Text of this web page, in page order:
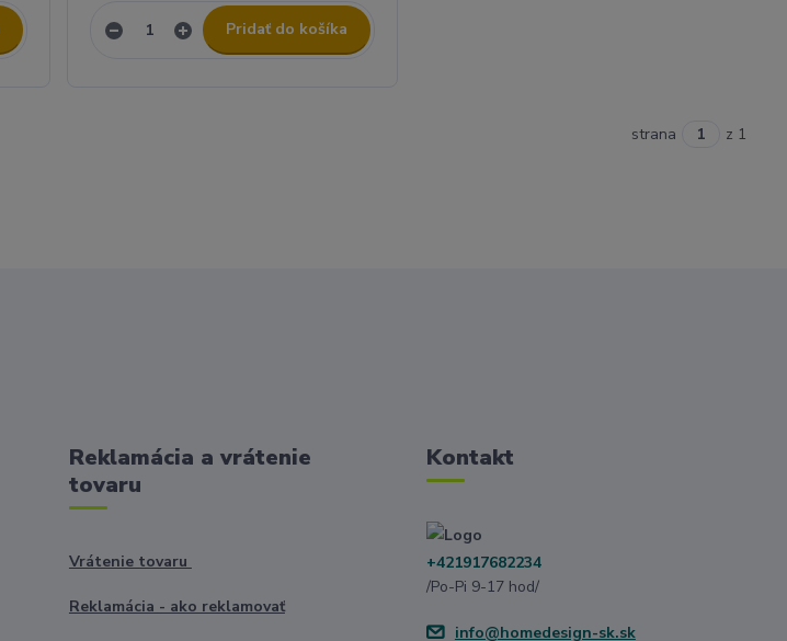
Pridať do košíka
strana z 1
Reklamácia a vrátenie
tovaru
Vrátenie tovaru
Reklamácia - ako reklamovať
Kontakt
+421917682234
/Po-Pi 9-17 hod/
info@homedesign-sk.sk